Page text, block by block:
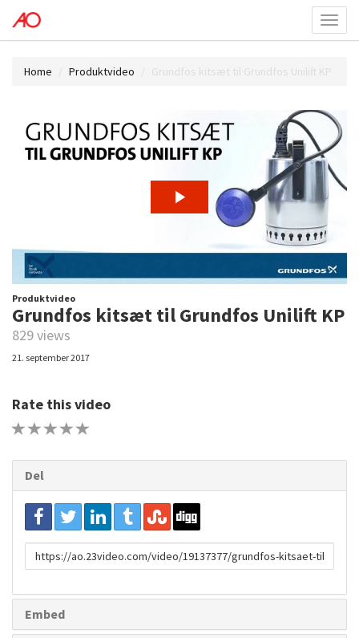
menu
Home Produktvideo Grundfos kitsæt til Grundfos Unilift KP
Produktvideo
Grundfos kitsæt til Grundfos Unilift KP
829 views
21. september 2017
Rate this video
Del
URL
to
Embed